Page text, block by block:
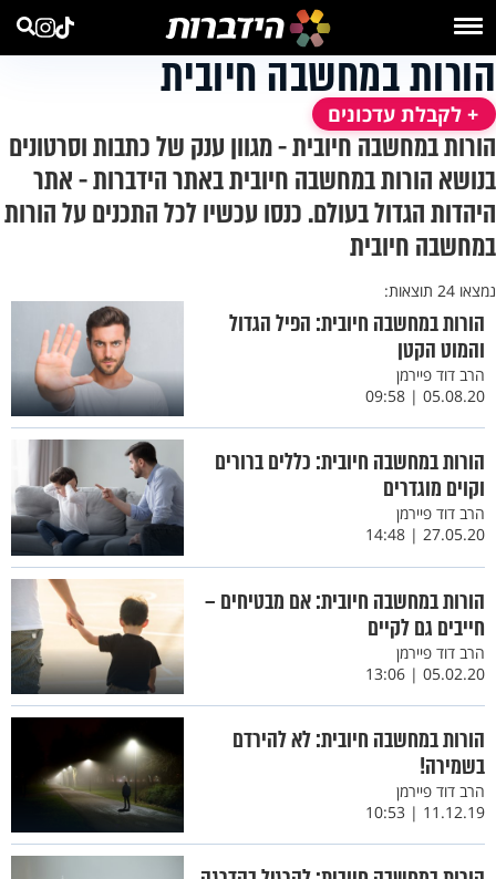
הורות במחשבה חיובית
+ לקבלת עדכונים
הורות במחשבה חיובית - מגוון ענק של כתבות וסרטונים
בנושא הורות במחשבה חיובית באתר הידברות - אתר
היהדות הגדול בעולם. כנסו עכשיו לכל התכנים על הורות
במחשבה חיובית
נמצאו 24 תוצאות:
הורות במחשבה חיובית: הפיל הגדול
והמוט הקטן
הרב דוד פיירמן
05.08.20 | 09:58
הורות במחשבה חיובית: כללים ברורים
וקוים מוגדרים
הרב דוד פיירמן
27.05.20 | 14:48
הורות במחשבה חיובית: אם מבטיחים –
חייבים גם לקיים
הרב דוד פיירמן
05.02.20 | 13:06
הורות במחשבה חיובית: לא להירדם
בשמירה!
הרב דוד פיירמן
11.12.19 | 10:53